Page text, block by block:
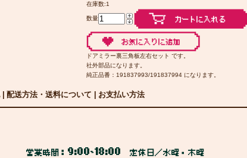
在庫数:1
数量
ドアミラー裏三角板左右セット です。
社外部品になります。
純正品番：191837993/191837994 になります。
| 配送方法・送料について お支払い方法
営業時間： 9:00~18:00 定休日／水曜・木曜